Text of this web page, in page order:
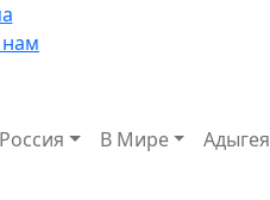
Россия В Мире Адыгея